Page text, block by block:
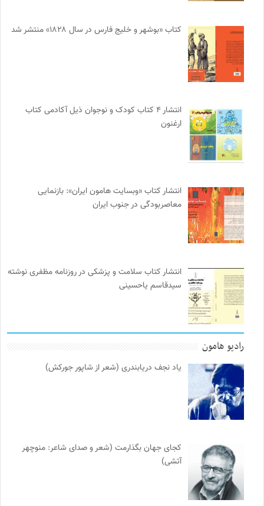
کتاب «بوشهر و خلیج فارس در سال ۱۸۲۸» منتشر شد
انتشار ۴ کتاب کودک و نوجوان ذیل آکادمی کتاب
ارغنون
انتشار کتاب «وبسایت هامون ایران»: بازنمایی
معاصربودگی در جنوب ایران
انتشار کتاب سلامت و پزشکی در روزنامه مظفری نوشته
سیدقاسم یاحسینی
رادیو هامون
یاد نجف دریابندری (شعر از شاپور جورکش)
کجای جهان بگذارمت (شعر و صدای شاعر: منوچهر
آتشی)